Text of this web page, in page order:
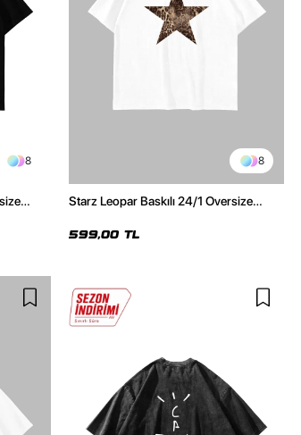
8 8
Starz Leopar Baskılı 24/1 Oversize
599,00 TL